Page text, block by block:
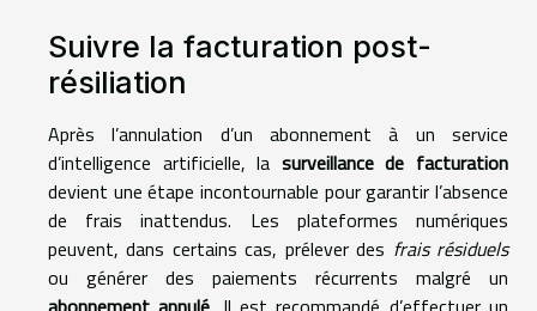
Suivre la facturation post-
résiliation
Après l’annulation d’un abonnement à un service
d’intelligence artificielle, la surveillance de facturation
devient une étape incontournable pour garantir l’absence
de frais inattendus. Les plateformes numériques
peuvent, dans certains cas, prélever des frais résiduels
ou générer des paiements récurrents malgré un